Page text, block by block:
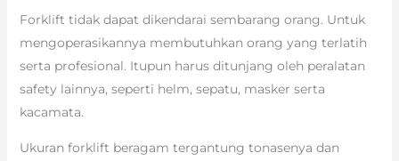
Forklift tidak dapat dikendarai sembarang orang. Untuk
mengoperasikannya membutuhkan orang yang terlatih
serta profesional. Itupun harus ditunjang oleh peralatan
safety lainnya, seperti helm, sepatu, masker serta
kacamata.
Ukuran forklift beragam tergantung tonasenya dan